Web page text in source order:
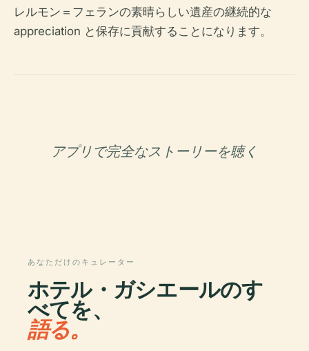
レルモン＝フェランの素晴らしい遺産の継続的な
appreciation と保存に貢献することになります。
アプリで完全なストーリーを聴く
あなただけのキュレーター
ホテル・ガシエールのす
べてを、
語る。